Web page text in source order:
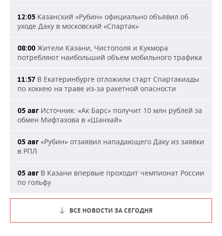
12:05 Казанский «Рубин» официально объявил об
уходе Даку в московский «Спартак»
08:00 Жители Казани, Чистополя и Кукмора
потребляют наибольший объем мобильного трафика
11:57 В Екатеринбурге отложили старт Спартакиады
по хоккею на траве из-за ракетной опасности
05 авг Источник: «Ак Барс» получит 10 млн рублей за
обмен Мифтахова в «Шанхай»
05 авг «Рубин» отзаявил нападающего Даку из заявки
в РПЛ
05 авг В Казани впервые проходит чемпионат России
по гольфу
ВСЕ НОВОСТИ ЗА СЕГОДНЯ